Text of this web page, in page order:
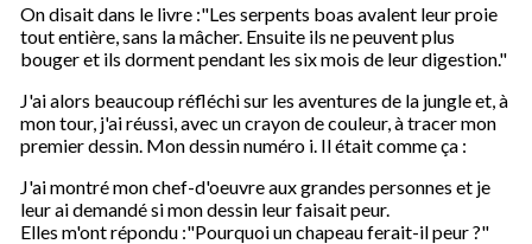
On disait dans le livre :"Les serpents boas avalent leur proie
tout entière, sans la mâcher. Ensuite ils ne peuvent plus
bouger et ils dorment pendant les six mois de leur digestion."
J'ai alors beaucoup réfléchi sur les aventures de la jungle et, à
mon tour, j'ai réussi, avec un crayon de couleur, à tracer mon
premier dessin. Mon dessin numéro i. Il était comme ça :
J'ai montré mon chef-d'oeuvre aux grandes personnes et je
leur ai demandé si mon dessin leur faisait peur.
Elles m'ont répondu :"Pourquoi un chapeau ferait-il peur ?"